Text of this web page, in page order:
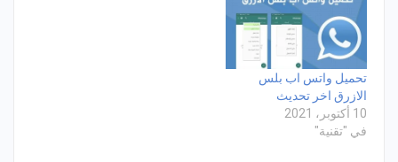
تحميل واتس اب بلس
الازرق اخر تحديث
10 أكتوبر، 2021
في "تقنية"